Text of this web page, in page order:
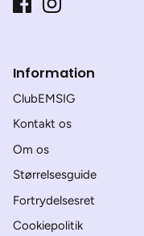
Information
ClubEMSIG
Kontakt os
Om os
Størrelsesguide
Fortrydelsesret
Cookiepolitik